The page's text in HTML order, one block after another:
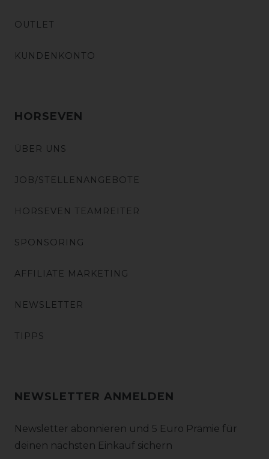
OUTLET
KUNDENKONTO
HORSEVEN
ÜBER UNS
JOB/STELLENANGEBOTE
HORSEVEN TEAMREITER
SPONSORING
AFFILIATE MARKETING
NEWSLETTER
TIPPS
NEWSLETTER ANMELDEN
Newsletter abonnieren und 5 Euro Prämie für
deinen nächsten Einkauf sichern